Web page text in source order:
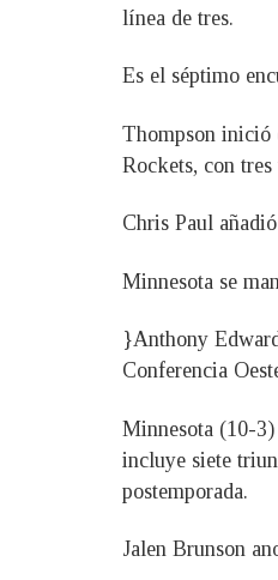
línea de tres.
Es el séptimo
Thompson inició
Rockets, con
Chris Paul
Minnesota se
}Anthony
Conferencia
Minnesota (10-
incluye siete
postemporada.
Jalen Brunson